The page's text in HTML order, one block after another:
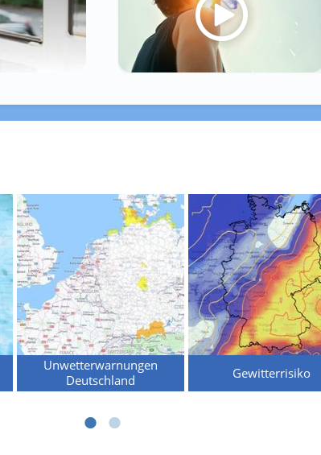
Unwetterwarnungen
Deutschland
Gewitterrisiko